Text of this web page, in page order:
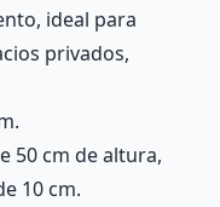
ideal para
privados,
50 cm de altura,
10 cm.